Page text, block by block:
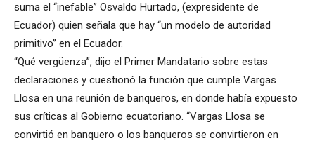
suma el “inefable” Osvaldo Hurtado, (expresidente de
Ecuador) quien señala que hay “un modelo de autoridad
primitivo” en el Ecuador.
“Qué vergüenza”, dijo el Primer Mandatario sobre estas
declaraciones y cuestionó la función que cumple Vargas
Llosa en una reunión de banqueros, en donde había expuesto
sus críticas al Gobierno ecuatoriano. “Vargas Llosa se
convirtió en banquero o los banqueros se convirtieron en